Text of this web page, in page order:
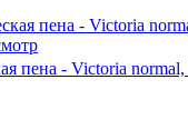
пена - Victoria